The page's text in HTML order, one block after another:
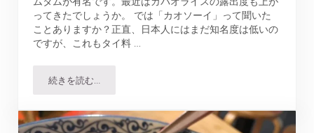
ってきたでしょうか。 では「カオソーイ」って聞いた
ことありますか？正直、日本人にはまだ知名度は低いの
ですが、これもタイ料 …
続きを読む…Ong Tong Khao Soi｜ちょっとマイナー、でも日本人好み